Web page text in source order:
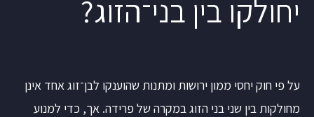
יחולקו בין בני־הזוג?
על פי חוק יחסי ממון ירושות ומתנות שהוענקו לבן־זוג אחד אינן
מחולקות בין שני בני הזוג במקרה של פרידה. אך, כדי למנוע